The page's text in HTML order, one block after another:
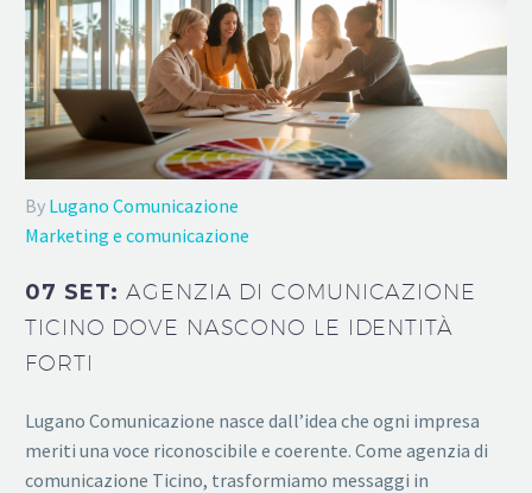
By Lugano Comunicazione
Marketing e comunicazione
07 SET:AGENZIA DI COMUNICAZIONE
TICINO DOVE NASCONO LE IDENTITÀ
FORTI
Lugano Comunicazione nasce dall’idea che ogni impresa
meriti una voce riconoscibile e coerente. Come agenzia di
comunicazione Ticino, trasformiamo messaggi in